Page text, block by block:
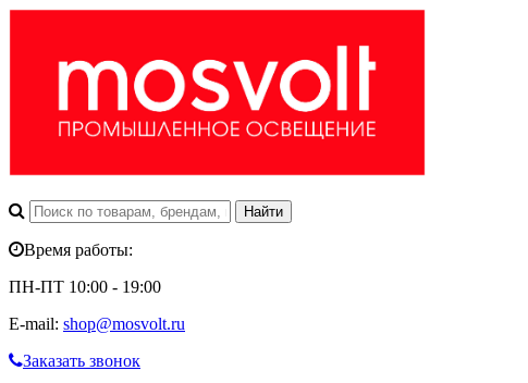
Время работы:
ПН-ПТ 10:00 - 19:00
E-mail: shop@mosvolt.ru
Заказать звонок